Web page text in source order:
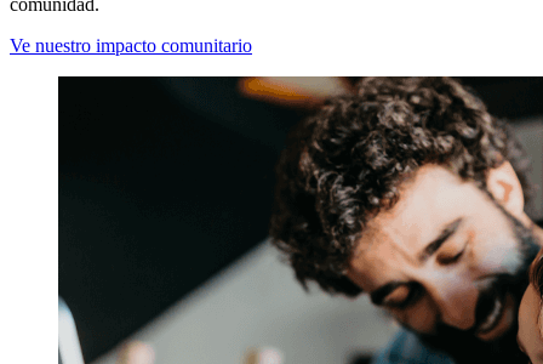
comunidad.
Ve nuestro impacto comunitario